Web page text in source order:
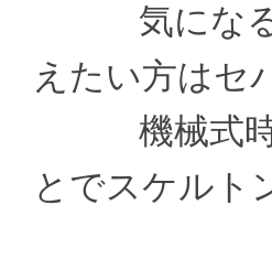
気になるほ
えたい方はセ
機械式時計
とでスケルト